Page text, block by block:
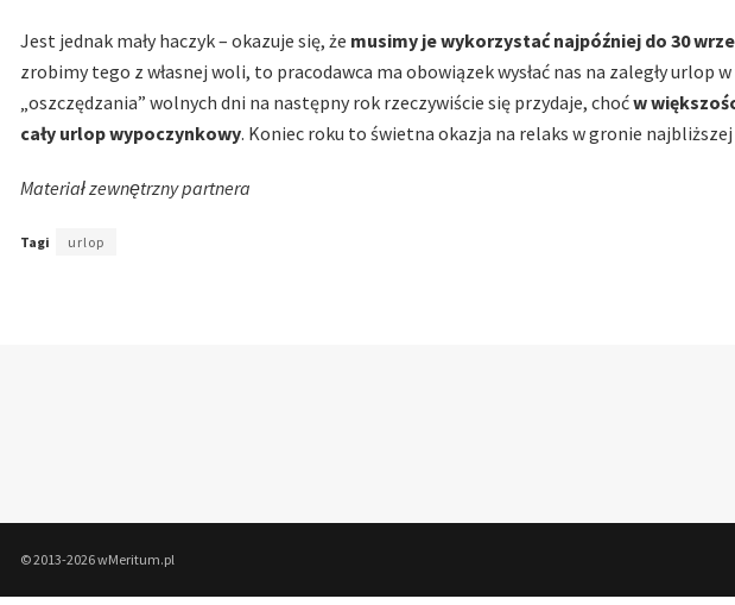
Jest jednak mały haczyk – okazuje się, że musimy je wykorzystać najpóźniej do 30
zrobimy tego z własnej woli, to pracodawca ma obowiązek wysłać nas na zaległy urlop
„oszczędzania” wolnych dni na następny rok rzeczywiście się przydaje, choćw
cały urlop wypoczynkowy. Koniec roku to świetna okazja na relaks w gronie
Materiał zewnętrzny partnera
Tagi urlop
© 2013-2026 wMeritum.pl